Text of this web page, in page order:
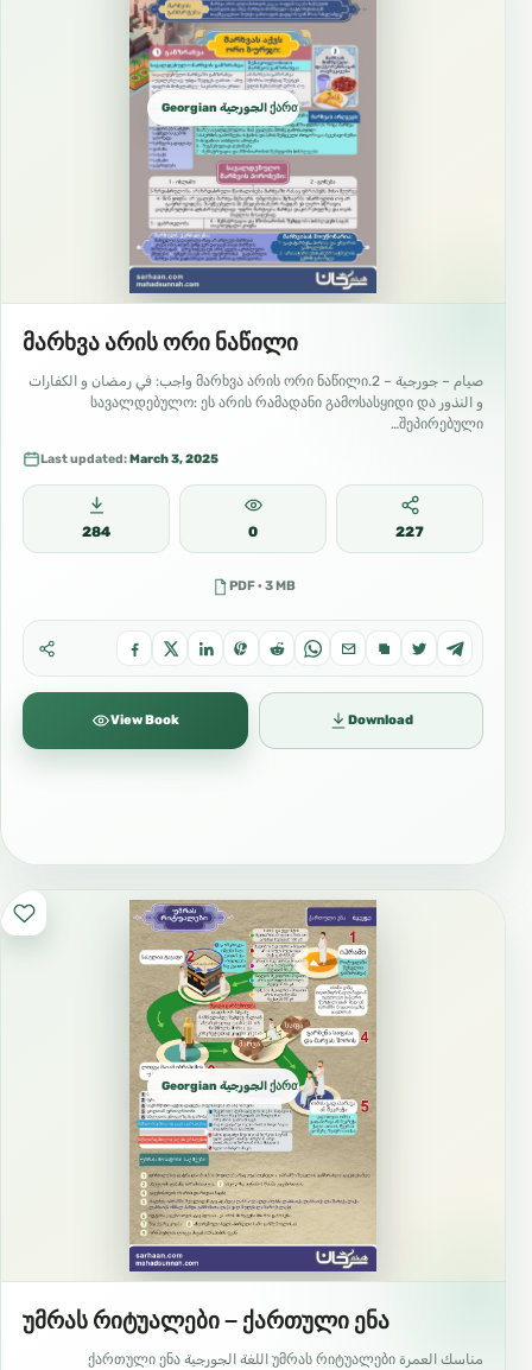
Georgian الجورجية ქართული ენა
მარხვა არის ორი ნაწილი
صيام – جورجية – 2.მარხვა არის ორი ნაწილი واجب: في رمضان و الكفارات
و النذور სავალდებულო: ეს არის რამადანი გამოსასყიდი და
შეპირებული…
Last updated:March 3, 2025
284 0 227
PDF · 3 MB
View Book Download
Georgian الجورجية ქართული ენა
უმრას რიტუალები – ქართული ენა
مناسك العمرة უმრას რიტუალები اللغة الجورجية ქართული ენა